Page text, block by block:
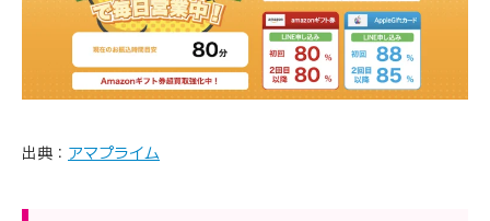
出典： アマプライム